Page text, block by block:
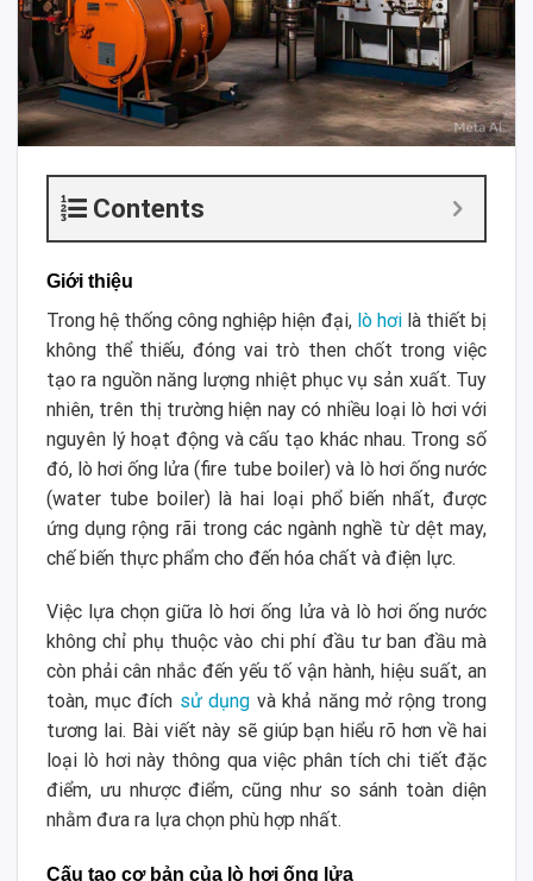
Contents
Giới thiệu
Trong hệ thống công nghiệp hiện đại, lò hơilà thiết bị
không thể thiếu, đóng vai trò then chốt trong việc
tạo ra nguồn năng lượng nhiệt phục vụ sản xuất. Tuy
nhiên, trên thị trường hiện nay có nhiều loại lò hơi với
nguyên lý hoạt động và cấu tạo khác nhau. Trong số
đó, lò hơi ống lửa (fire tube boiler) và lò hơi ống nước
(water tube boiler) là hai loại phổ biến nhất, được
ứng dụng rộng rãi trong các ngành nghề từ dệt may,
chế biến thực phẩm cho đến hóa chất và điện lực.
Việc lựa chọn giữa lò hơi ống lửa và lò hơi ống nước
không chỉ phụ thuộc vào chi phí đầu tư ban đầu mà
còn phải cân nhắc đến yếu tố vận hành, hiệu suất, an
toàn, mục đích sử dụng và khả năng mở rộng trong
tương lai. Bài viết này sẽ giúp bạn hiểu rõ hơn về hai
loại lò hơi này thông qua việc phân tích chi tiết đặc
điểm, ưu nhược điểm, cũng như so sánh toàn diện
nhằm đưa ra lựa chọn phù hợp nhất.
Cấu tạo cơ bản của lò hơi ống lửa